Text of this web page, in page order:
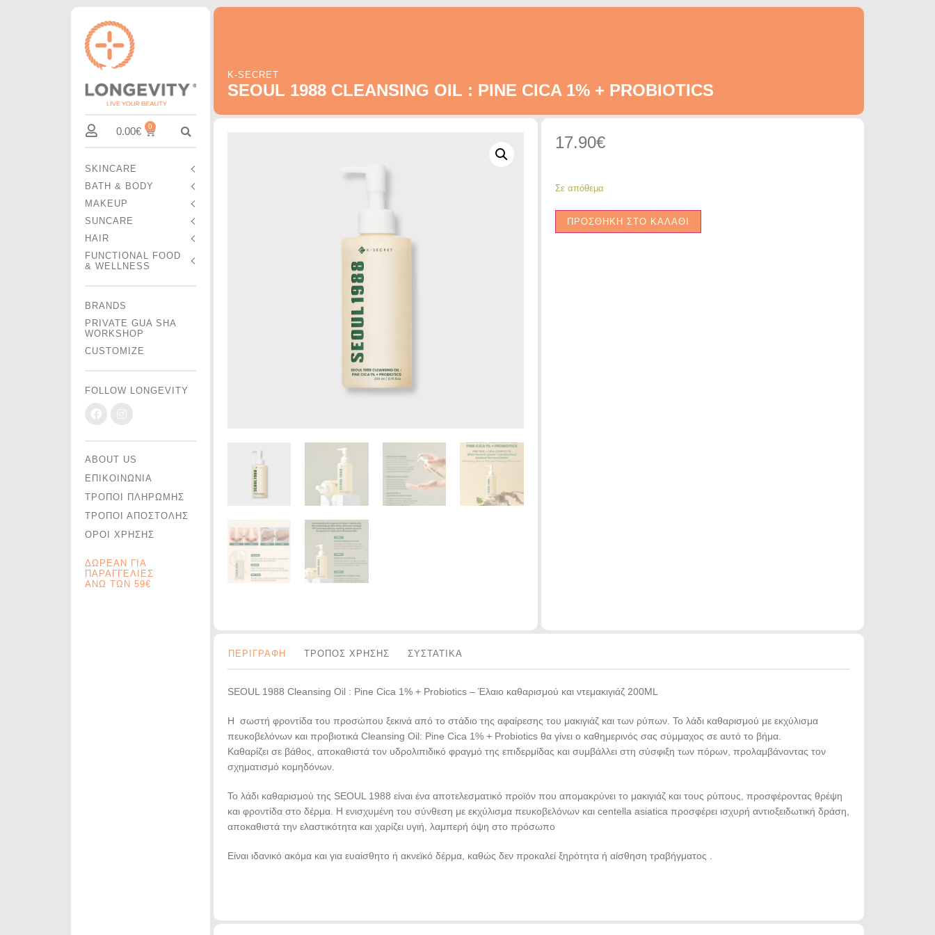
0.00€ 0
SKINCARE
BATH & BODY
MAKEUP
SUNCARE
HAIR
FUNCTIONAL FOOD
& WELLNESS
BRANDS
PRIVATE GUA SHA
WORKSHOP
CUSTOMIZE
FOLLOW LONGEVITY
ABOUT US
ΕΠΙΚΟΙΝΩΝΙΑ
ΤΡΟΠΟΙ ΠΛΗΡΩΜΗΣ
ΤΡΟΠΟΙ ΑΠΟΣΤΟΛΗΣ
ΟΡΟΙ ΧΡΗΣΗΣ
ΔΩΡΕΑΝ ΓΙΑ
ΠΑΡΑΓΓΕΛΙΕΣ
ΑΝΩ ΤΩΝ 59€
K-SECRET
SEOUL 1988 CLEANSING OIL : PINE CICA 1% + PROBIOTICS
17.90€
Σε απόθεμα
ΠΡΟΣΘΗΚΗ ΣΤΟ ΚΑΛΑΘΙ
ΠΕΡΙΓΡΑΦΗ ΤΡΟΠΟΣ ΧΡΗΣΗΣ ΣΥΣΤΑΤΙΚΑ
SEOUL 1988 Cleansing Oil : Pine Cica 1% + Probiotics – Έλαιο καθαρισμού και ντεμακιγιάζ 200ML
Η σωστή φροντίδα του προσώπου ξεκινά από το στάδιο της αφαίρεσης του μακιγιάζ και των ρύπων. Το λάδι καθαρισμού με εκχύλισμα
πευκοβελόνων και προβιοτικά Cleansing Oil: Pine Cica 1% + Probiotics θα γίνει ο καθημερινός σας σύμμαχος σε αυτό το βήμα.
Καθαρίζει σε βάθος, αποκαθιστά τον υδρολιπιδικό φραγμό της επιδερμίδας και συμβάλλει στη σύσφιξη των πόρων, προλαμβάνοντας τον
σχηματισμό κομηδόνων.
Το λάδι καθαρισμού της SEOUL 1988 είναι ένα αποτελεσματικό προϊόν που απομακρύνει το μακιγιάζ και τους ρύπους, προσφέροντας θρέψη
και φροντίδα στο δέρμα. Η ενισχυμένη του σύνθεση με εκχύλισμα πευκοβελόνων και centella asiatica προσφέρει ισχυρή αντιοξειδωτική δράση,
αποκαθιστά την ελαστικότητα και χαρίζει υγιή, λαμπερή όψη στο πρόσωπο
Είναι ιδανικό ακόμα και για ευαίσθητο ή ακνεϊκό δέρμα, καθώς δεν προκαλεί ξηρότητα ή αίσθηση τραβήγματος .